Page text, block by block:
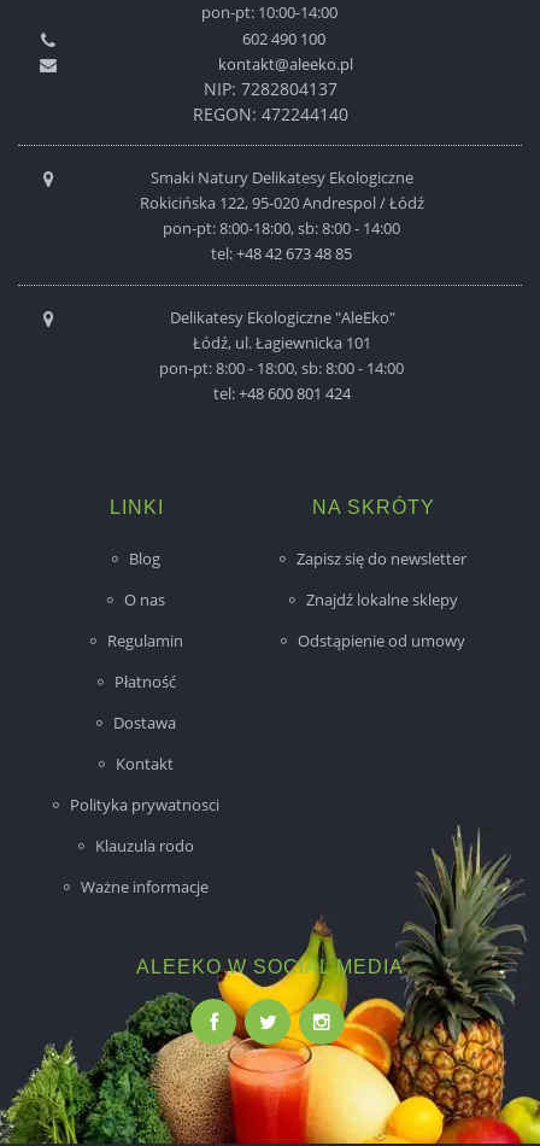
pon-pt: 10:00-14:00
602 490 100
kontakt@aleeko.pl
NIP: 7282804137
REGON: 472244140
Smaki Natury Delikatesy Ekologiczne
Rokicińska 122, 95-020 Andrespol / Łódź
pon-pt: 8:00-18:00, sb: 8:00 - 14:00
tel:+48 42 673 48 85
Delikatesy Ekologiczne "AleEko"
Łódź, ul. Łagiewnicka 101
pon-pt: 8:00 - 18:00, sb: 8:00 - 14:00
tel:+48 600 801 424
LINKI
Blog
O nas
Regulamin
Płatność
Dostawa
Kontakt
Polityka prywatnosci
Klauzula rodo
Ważne informacje
NA SKRÓTY
Zapisz się do newsletter
Znajdź lokalne sklepy
Odstąpienie od umowy
ALEEKO W SOCIAL MEDIA